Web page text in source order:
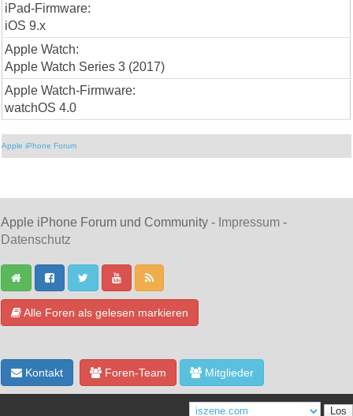
iPad-Firmware:
iOS 9.x
Apple Watch:
Apple Watch Series 3 (2017)
Apple Watch-Firmware:
watchOS 4.0
Apple iPhone Forum
Apple iPhone Forum und Community - Impressum -
Datenschutz
Alle Foren als gelesen markieren
Kontakt Foren-Team Mitglieder